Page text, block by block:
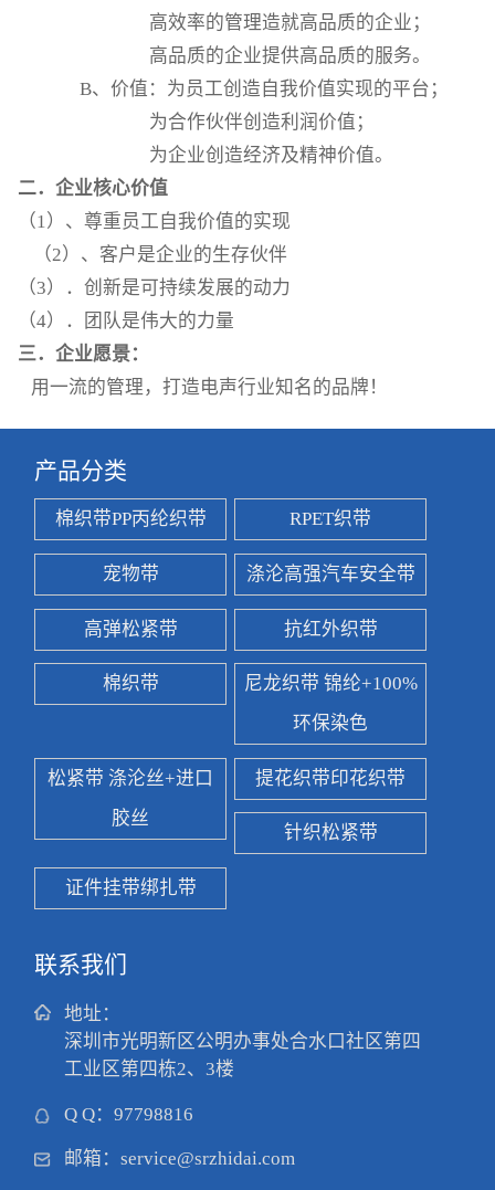
高效率的管理造就高品质的企业；
高品质的企业提供高品质的服务。
B、价值：为员工创造自我价值实现的平台；
为合作伙伴创造利润价值；
为企业创造经济及精神价值。
二．企业核心价值
（1）、尊重员工自我价值的实现
（2）、客户是企业的生存伙伴
（3）．创新是可持续发展的动力
（4）．团队是伟大的力量
三．企业愿景：
用一流的管理，打造电声行业知名的品牌！
产品分类
棉织带PP丙纶织带 RPET织带
宠物带 涤沦高强汽车安全带
高弹松紧带 抗红外织带
棉织带
尼龙织带 锦纶+100%
环保染色
松紧带 涤沦丝+进口
胶丝
提花织带印花织带
针织松紧带
证件挂带绑扎带
联系我们
地址：
深圳市光明新区公明办事处合水口社区第四
工业区第四栋2、3楼
Q Q： 97798816
邮箱： service@srzhidai.com